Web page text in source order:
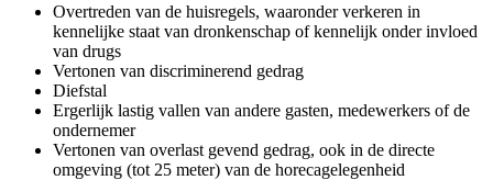
Overtreden van de huisregels, waaronder verkeren in
kennelijke staat van dronkenschap of kennelijk onder invloed
van drugs
Vertonen van discriminerend gedrag
Diefstal
Ergerlijk lastig vallen van andere gasten, medewerkers of de
ondernemer
Vertonen van overlast gevend gedrag, ook in de directe
omgeving (tot 25 meter) van de horecagelegenheid